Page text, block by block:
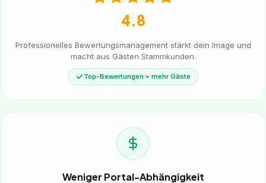
4.8
Professionelles Bewertungsmanagement stärkt dein Image und
macht aus Gästen Stammkunden.
Top-Bewertungen = mehr Gäste
Weniger Portal-Abhängigkeit